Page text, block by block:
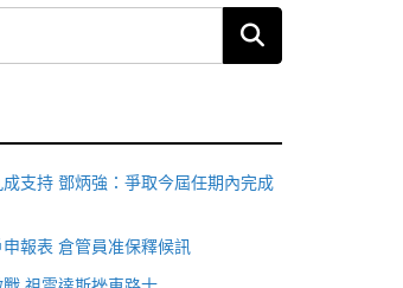
支持 鄧炳強：爭取今屆任期內完成
報表 倉管員准保釋候訊